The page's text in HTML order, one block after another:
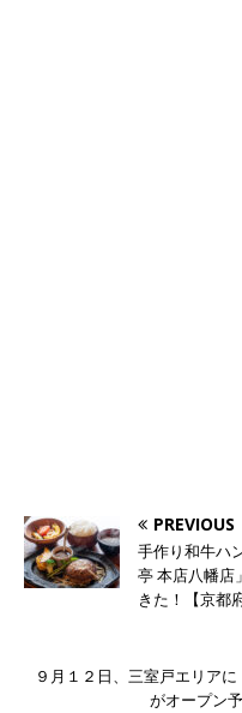
PREVIOUS
手作り和牛ハ
亭 本店八幡店
きた！【京都
９月１２日、三室戸エリア
がオープン